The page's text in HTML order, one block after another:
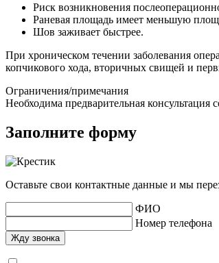
Риск возникновения
Раневая площадь имеет меньшую
Шов заживает быстрее.
При хроническом течении заболевания
копчикового хода, вторичных свищей и
Ограничения/примечания
Необходима предварительная консультация
Заполните форму
Оставьте свои контактные данные и мы
ФИО
Номер телефона